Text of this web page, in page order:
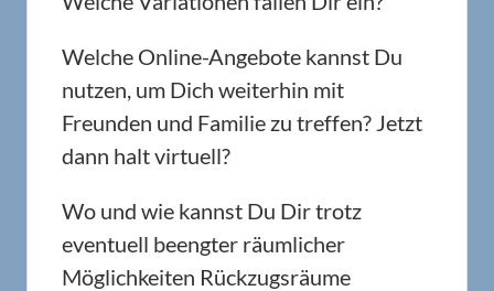
Welche Online-Angebote kannst Du
nutzen, um Dich weiterhin mit
Freunden und Familie zu treffen? Jetzt
dann halt virtuell?
Wo und wie kannst Du Dir trotz
eventuell beengter räumlicher
Möglichkeiten Rückzugsräume